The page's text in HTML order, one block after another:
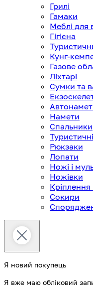
Грилі
Гамаки
Меблі для
Гігієна
Кунг-
Газове
Ліхтарі
Сумки та
Намети
Спальники
Рюкзаки
Лопати
Ножі і
Ножівки
Сокири
Я новий покупець
Я вже маю обліковий